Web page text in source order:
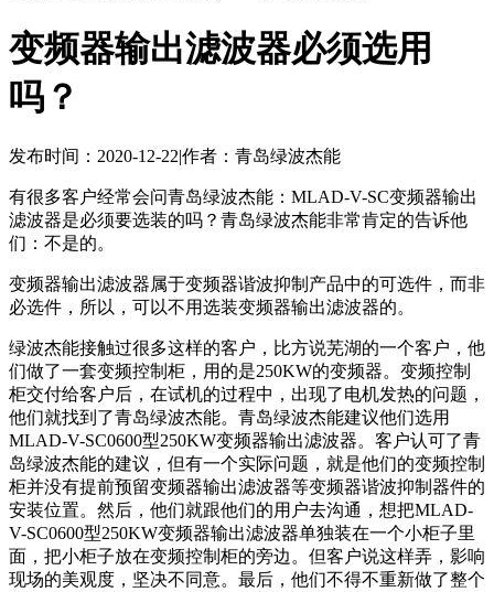
变频器输出滤波器必须选用
吗？
发布时间：2020-12-22|作者：青岛绿波杰能
有很多客户经常会问青岛绿波杰能：MLAD-V-SC变频器输出
滤波器是必须要选装的吗？青岛绿波杰能非常肯定的告诉他
们：不是的。
变频器输出滤波器属于变频器谐波抑制产品中的可选件，而非
必选件，所以，可以不用选装变频器输出滤波器的。
绿波杰能接触过很多这样的客户，比方说芜湖的一个客户，他
们做了一套变频控制柜，用的是250KW的变频器。变频控制
柜交付给客户后，在试机的过程中，出现了电机发热的问题，
他们就找到了青岛绿波杰能。青岛绿波杰能建议他们选用
MLAD-V-SC0600型250KW变频器输出滤波器。客户认可了青
岛绿波杰能的建议，但有一个实际问题，就是他们的变频控制
柜并没有提前预留变频器输出滤波器等变频器谐波抑制器件的
安装位置。然后，他们就跟他们的用户去沟通，想把MLAD-
V-SC0600型250KW变频器输出滤波器单独装在一个小柜子里
面，把小柜子放在变频控制柜的旁边。但客户说这样弄，影响
现场的美观度，坚决不同意。最后，他们不得不重新做了整个